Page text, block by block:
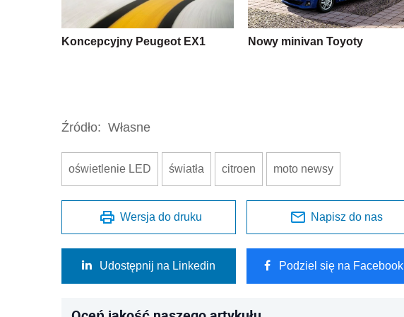
Koncepcyjny Peugeot EX1 Nowy minivan Toyoty
Źródło: Własne
oświetlenie LED światła citroen moto newsy
Wersja do druku Napisz do nas
Udostępnij na Linkedin Podziel się na Facebook